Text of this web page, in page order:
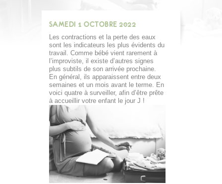
SAMEDI 1 OCTOBRE 2022
Les contractions et la perte des eaux
sont les indicateurs les plus évidents du
travail. Comme bébé vient rarement à
l’improviste, il existe d’autres signes
plus subtils de son arrivée prochaine.
En général, ils apparaissent entre deux
semaines et un mois avant le terme. En
voici quatre à surveiller, afin d’être prête
à accueillir votre enfant le jour J !